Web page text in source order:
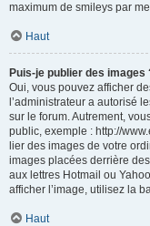
maximum de smileys par
Haut
Puis-je publier des images
Oui, vous pouvez afficher
l’administrateur a autorisé
sur le forum. Autrement,
public, exemple : http://
lier des images de votre
images placées derrière
aux lettres Hotmail ou
afficher l’image, utilisez la
Haut